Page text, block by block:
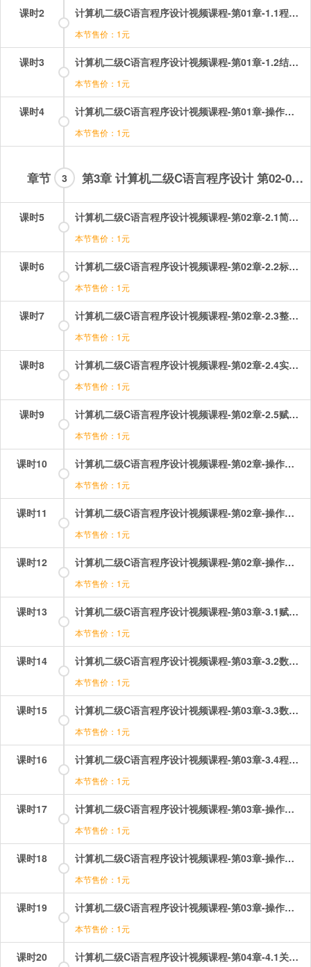
课时2 计算机二级C语言程序设计视频课程-第01章-1.1程序设计和算法.mp4
本节售价：1元
课时3 计算机二级C语言程序设计视频课程-第01章-1.2结构化程序和模块化结构.mp4
本节售价：1元
课时4 计算机二级C语言程序设计视频课程-第01章-操作：C语言基础选择题讲解.mp4
本节售价：1元
章节 第3章 计算机二级C语言程序设计 第02-07章
3
课时5 计算机二级C语言程序设计视频课程-第02章-2.1简单C语言程序的构成和格式.mp4
本节售价：1元
课时6 计算机二级C语言程序设计视频课程-第02章-2.2标识符、常量和变量.mp4
本节售价：1元
课时7 计算机二级C语言程序设计视频课程-第02章-2.3整型数据.mp4
本节售价：1元
课时8 计算机二级C语言程序设计视频课程-第02章-2.4实型数据和算术表达式.mp4
本节售价：1元
课时9 计算机二级C语言程序设计视频课程-第02章-2.5赋值表达式和自加、自减运算符和逗号.mp4
本节售价：1元
课时10 计算机二级C语言程序设计视频课程-第02章-操作：标识符选择题讲解.mp4
本节售价：1元
课时11 计算机二级C语言程序设计视频课程-第02章-操作：表达式选择题讲解（1）.mp4
本节售价：1元
课时12 计算机二级C语言程序设计视频课程-第02章-操作：表达式选择题讲解（2）.mp4
本节售价：1元
课时13 计算机二级C语言程序设计视频课程-第03章-3.1赋值语句.mp4
本节售价：1元
课时14 计算机二级C语言程序设计视频课程-第03章-3.2数据输出.mp4
本节售价：1元
课时15 计算机二级C语言程序设计视频课程-第03章-3.3数据输入和复合语句及空语句.mp4
本节售价：1元
课时16 计算机二级C语言程序设计视频课程-第03章-3.4程序举例.mp4
本节售价：1元
课时17 计算机二级C语言程序设计视频课程-第03章-操作：顺序结构选择题讲解（1）.mp4
本节售价：1元
课时18 计算机二级C语言程序设计视频课程-第03章-操作：顺序结构选择题讲解（2）.mp4
本节售价：1元
课时19 计算机二级C语言程序设计视频课程-第03章-操作：顺序结构选择题讲解（3）.mp4
本节售价：1元
课时20 计算机二级C语言程序设计视频课程-第04章-4.1关系运算和逻辑运算.mp4